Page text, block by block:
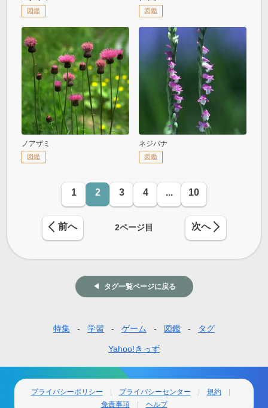
図鑑 図鑑
ノアザミ
図鑑
ネジバナ
図鑑
1 2 3 4 ... 10
前へ 2ページ目 次へ
タグ一覧ページに戻る
タ
ー
特集 学習 ゲーム 図鑑 タグ
Yahoo!きっず
プライバシーポリシー プライバシーセンター
規約
免責事項
ヘルプ